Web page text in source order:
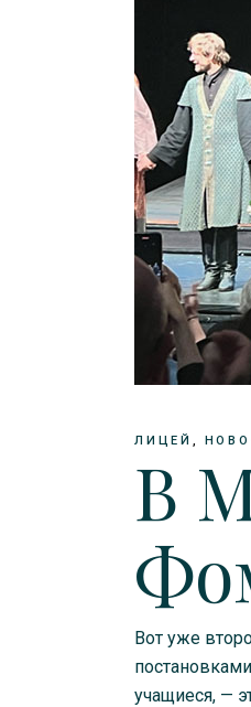
ЛИЦЕЙ
В
Вот уже
учащиеся, —